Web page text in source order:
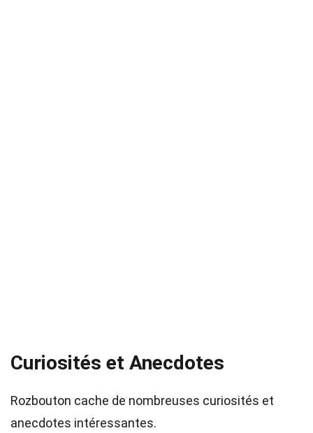
Curiosités et Anecdotes
Rozbouton cache de nombreuses curiosités et
anecdotes intéressantes.